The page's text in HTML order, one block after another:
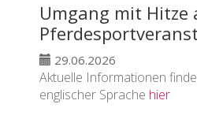
Umgang mit Hitze
29.06.2026
Aktuelle Informationen
englischer Sprache hier